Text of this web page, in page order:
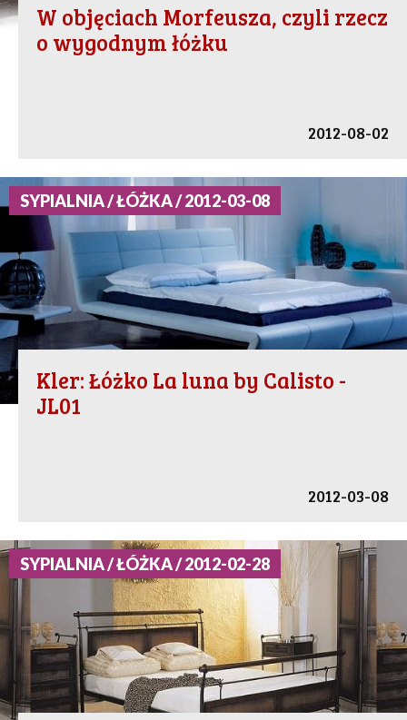
W objęciach Morfeusza, czyli rzecz
o wygodnym łóżku
2012-08-02
SYPIALNIA / ŁÓŻKA / 2012-03-08
Kler: Łóżko La luna by Calisto -
JL01
2012-03-08
SYPIALNIA / ŁÓŻKA / 2012-02-28